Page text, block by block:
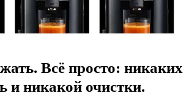
Всё просто: никаких
и никакой очистки.